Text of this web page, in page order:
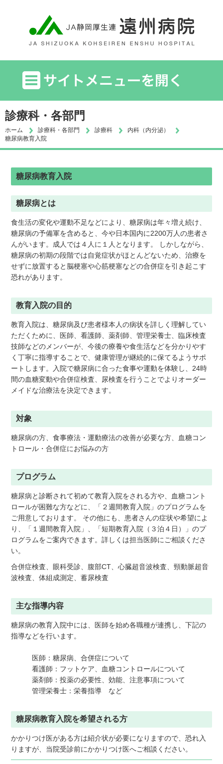
診療科・各部門
ホーム 診療科・各部門 診療科
内科（内分泌）
糖尿病教育入院
糖尿病教育入院
糖尿病とは
食生活の変化や運動不足などにより、糖尿病は年々増え続け、
糖尿病の予備軍を含めると、今や日本国内に2200万人の患者さ
んがいます。成人では４人に１人となります。 しかしながら、
糖尿病の初期の段階では自覚症状がほとんどないため、治療を
せずに放置すると脳梗塞や心筋梗塞などの合併症を引き起こす
恐れがあります。
教育入院の目的
教育入院は、糖尿病及び患者様本人の病状を詳しく理解してい
ただくために、医師、看護師、薬剤師、管理栄養士、臨床検査
技師などのメンバーが、今後の療養や食生活などを分かりやす
く丁寧に指導することで、健康管理が継続的に保てるようサポ
ートします。入院で糖尿病に合った食事や運動を体験し、24時
間の血糖変動や合併症検査、尿検査を行うことでよりオーダー
メイドな治療法を決定できます。
対象
糖尿病の方、食事療法・運動療法の改善が必要な方、血糖コン
トロール・合併症にお悩みの方
プログラム
糖尿病と診断されて初めて教育入院をされる方や、血糖コント
ロールが困難な方などに、「２週間教育入院」のプログラムを
ご用意しております。 その他にも、患者さんの症状や希望によ
り、「１週間教育入院」、「短期教育入院（３泊４日）」のプ
ログラムをご案内できます。詳しくは担当医師にご相談くださ
い。
合併症検査、眼科受診、腹部CT、心臓超音波検査、頸動脈超音
波検査、体組成測定、蓄尿検査
主な指導内容
糖尿病の教育入院中には、医師を始め各職種が連携し、下記の
指導などを行います。
医師：糖尿病、合併症について
看護師：フットケア、血糖コントロールについて
薬剤師：投薬の必要性、効能、注意事項について
管理栄養士：栄養指導 など
糖尿病教育入院を希望される方
かかりつけ医がある方は紹介状が必要になりますので、恐れ入
りますが、当院受診前にかかりつけ医へご相談ください。